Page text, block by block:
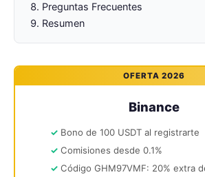
Preguntas Frecuentes
Resumen
OFERTA 2026
Binance
Bono de 100 USDT al registrarte
Comisiones desde 0.1%
Código GHM97VMF: 20% extra